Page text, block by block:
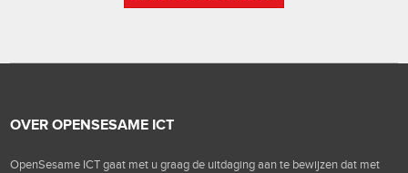
OVER OPENSESAME ICT
OpenSesame ICT gaat met u graag de uitdaging aan te bewijzen dat met